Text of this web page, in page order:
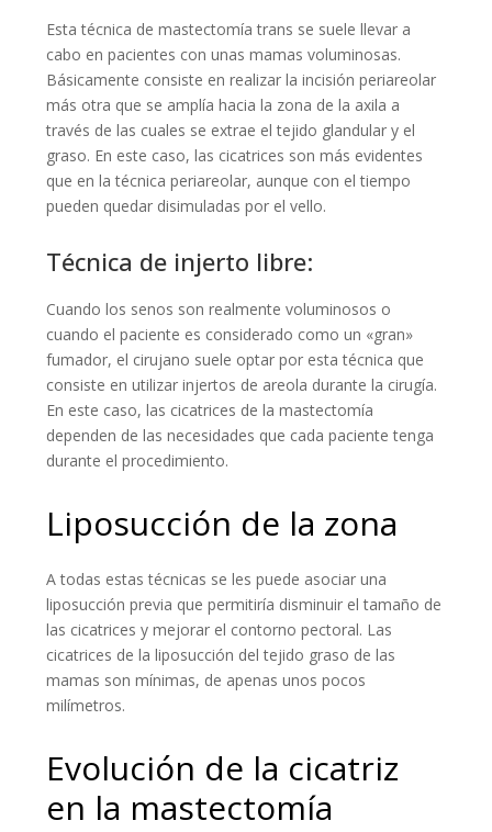
Esta técnica de mastectomía trans se suele llevar a
cabo en pacientes con unas mamas voluminosas.
Básicamente consiste en realizar la incisión periareolar
más otra que se amplía hacia la zona de la axila a
través de las cuales se extrae el tejido glandular y el
graso. En este caso, las cicatrices son más evidentes
que en la técnica periareolar, aunque con el tiempo
pueden quedar disimuladas por el vello.
Técnica de injerto libre:
Cuando los senos son realmente voluminosos o
cuando el paciente es considerado como un «gran»
fumador, el cirujano suele optar por esta técnica que
consiste en utilizar injertos de areola durante la cirugía.
En este caso, las cicatrices de la mastectomía
dependen de las necesidades que cada paciente tenga
durante el procedimiento.
Liposucción de la zona
A todas estas técnicas se les puede asociar una
liposucción previa que permitiría disminuir el tamaño de
las cicatrices y mejorar el contorno pectoral. Las
cicatrices de la liposucción del tejido graso de las
mamas son mínimas, de apenas unos pocos
milímetros.
Evolución de la cicatriz
en la mastectomía